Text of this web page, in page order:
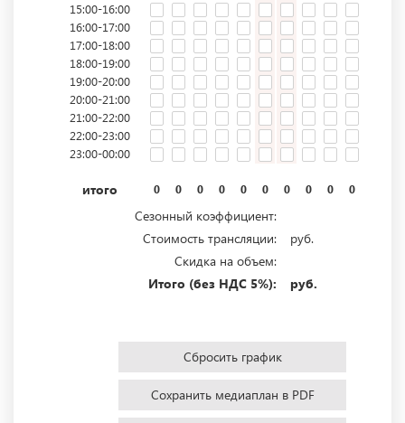
15:00-16:00
16:00-17:00
17:00-18:00
18:00-19:00
19:00-20:00
20:00-21:00
21:00-22:00
22:00-23:00
23:00-00:00
итого 0 0 0 0 0 0 0 0 0 0
Сезонный коэффициент:
Стоимость трансляции:
руб.
Скидка на объем:
Итого (без НДС 5%):
руб.
Сбросить график
Сохранить медиаплан в PDF